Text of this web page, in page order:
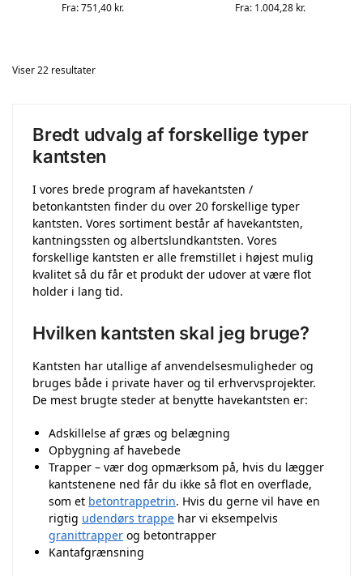
Fra:751,40 kr. Fra: 1.004,28 kr.
Viser 22 resultater
Bredt udvalg af forskellige typer
kantsten
I vores brede program af havekantsten /
betonkantsten finder du over 20 forskellige typer
kantsten. Vores sortiment består af havekantsten,
kantningssten og albertslundkantsten. Vores
forskellige kantsten er alle fremstillet i højest mulig
kvalitet så du får et produkt der udover at være flot
holder i lang tid.
Hvilken kantsten skal jeg bruge?
Kantsten har utallige af anvendelsesmuligheder og
bruges både i private haver og til erhvervsprojekter.
De mest brugte steder at benytte havekantsten er:
Adskillelse af græs og belægning
Opbygning af havebede
Trapper – vær dog opmærksom på, hvis du lægger
kantstenene ned får du ikke så flot en overflade,
som et betontrappetrin. Hvis du gerne vil have en
rigtig udendørs trappe har vi eksempelvis
granittrapper og betontrapper
Kantafgrænsning